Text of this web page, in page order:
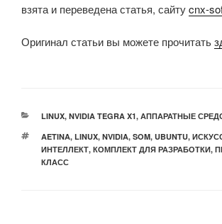
взята и переведена статья, сайтуcnx-
Оригинал статьи вы можете прочитать
РУБРИКИ
LINUX, NVIDIA TEGRA X1, АППАРАТНЫЕ
МЕТКИ
AETINA, LINUX, NVIDIA, SOM, UBUNTU,
ИНТЕЛЛЕКТ, КОМПЛЕКТ ДЛЯ РАЗРАБОТКИ,
КЛАСС